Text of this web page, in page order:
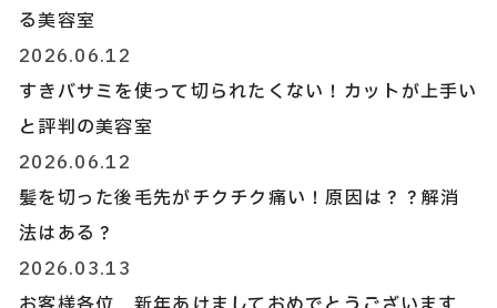
る美容室
2026.06.12
すきバサミを使って切られたくない！カットが上手い
と評判の美容室
2026.06.12
髪を切った後毛先がチクチク痛い！原因は？？解消
法はある？
2026.03.13